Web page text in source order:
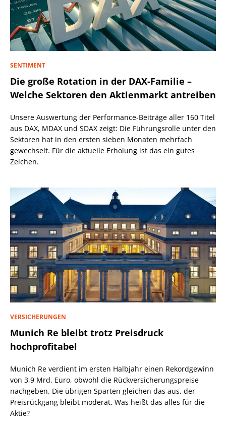
SENTIMENT
Die große Rotation in der DAX-Familie –
Welche Sektoren den Aktienmarkt antreiben
Unsere Auswertung der Performance-Beiträge aller 160 Titel
aus DAX, MDAX und SDAX zeigt: Die Führungsrolle unter den
Sektoren hat in den ersten sieben Monaten mehrfach
gewechselt. Für die aktuelle Erholung ist das ein gutes
Zeichen.
VERSICHERUNGEN
Munich Re bleibt trotz Preisdruck
hochprofitabel
Munich Re verdient im ersten Halbjahr einen Rekordgewinn
von 3,9 Mrd. Euro, obwohl die Rückversicherungspreise
nachgeben. Die übrigen Sparten gleichen das aus, der
Preisrückgang bleibt moderat. Was heißt das alles für die
Aktie?